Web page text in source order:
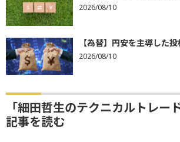
2026/08/10
【為替】円安を主導した
2026/08/10
「細田哲生のテクニカルトレー
記事を読む